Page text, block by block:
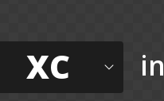
XC in